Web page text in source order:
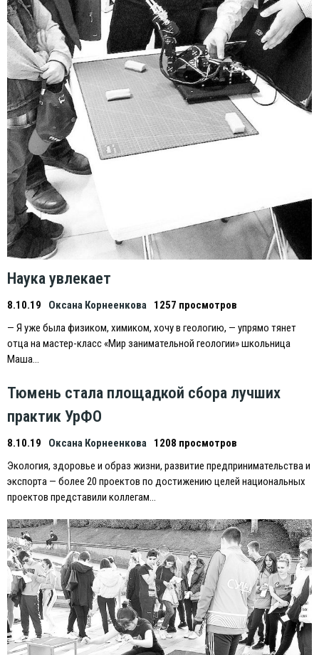
Наука увлекает
8.10.19 Оксана Корнеенкова
1257 просмотров
— Я уже была физиком, химиком, хочу в геологию, — упрямо тянет
отца на мастер-класс «Мир занимательной геологии» школьница
Маша…
Тюмень стала площадкой сбора лучших
практик УрФО
8.10.19 Оксана Корнеенкова
1208 просмотров
Экология, здоровье и образ жизни, развитие предпринимательства и
экспорта — более 20 проектов по достижению целей национальных
проектов представили коллегам…